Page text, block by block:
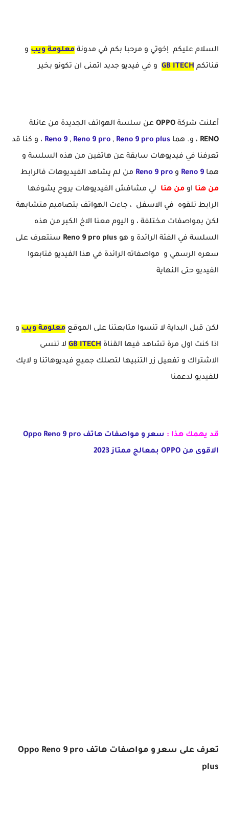
السلام عليكم إخوتي و مرحبا بكم في مدونة معلومة ويب و
قناتكم GB ITECH و في فيديو جديد اتمنى ان تكونو بخير
أعلنت شركة OPPO عن سلسة الهواتف الجديدة من عائلة
RENO ، و. هما Reno 9 , Reno 9 pro , Reno 9 pro plus
، و كنا قد
تعرفنا في فيديوهات سابقة عن هاتفين من هذه السلسة و
هما Reno 9 و Reno 9 pro من لم يشاهد الفيديوهات فالرابط
من هنا او من هنا لي مشافش الفيديوهات يروح يشوفها
الرابط تلقوه في الاسفل ، جاءت الهواتف بتصاميم متشابهة
لكن بمواصفات مختلفة ، و اليوم معنا الاخ الكبر من هذه
السلسة في الفئة الرائدة و هو
Reno 9 pro plus
سنتعرف على
سعره الرسمي و مواصفاته الرائدة في هذا الفيديو فتابعوا
الفيديو حتى النهاية
لكن قبل البداية لا تنسوا متابعتنا على الموقع معلومة ويب و
اذا كنت اول مرة تشاهد فيها القناة GB ITECH لا تنسى
الاشتراك و تفعيل زر التنبيها لتصلك جميع فيديوهاتنا و لايك
للفيديو لدعمنا
قد يهمك هذا :
سعر و مواصفات هاتف Oppo Reno 9 pro
الاقوى من OPPO بمعالج ممتاز 2023
تعرف على سعر و مواصفات هاتف Oppo Reno 9 pro
plus